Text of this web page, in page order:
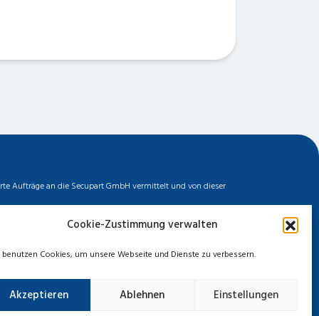
Cookie-Zustimmung verwalten
Cookies, um unsere Webseite und Dienste zu verbessern.
Akzeptieren Ablehnen Einstellungen
Aufträge an die Secupart GmbH vermittelt und von dieser
Auftrages können wir nicht für die Schnelligkeit,